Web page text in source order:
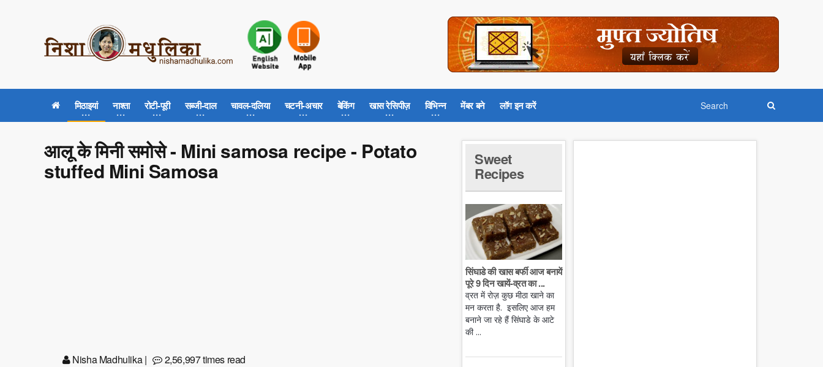
मिठाइयां नाश्ता रोटी-पूरी सब्जी-दाल चावल-दलिया चटनी-अचार बेकिंग खास रेसिपीज़ विभिन्न मेंबर बने लॉग इन करें
आलू के मिनी समोसे - Mini samosa recipe - Potato
stuffed Mini Samosa
Nisha Madhulika| 2,56,997 times read
Sweet
Recipes
सिंघाडे की खास बर्फी आज बनायें
पूरे 9 दिन खायें-व्रत का ...
व्रत में रोज़ कुछ मीठा खाने का
मन करता है. इसलिए आज हम
बनाने जा रहे हैं सिंघाडे के आटे
की ...